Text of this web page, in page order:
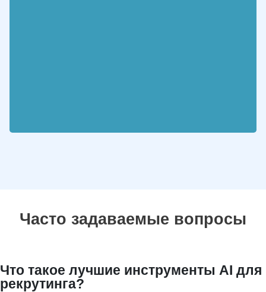
Часто задаваемые вопросы
Что такое лучшие инструменты AI для
рекрутинга?